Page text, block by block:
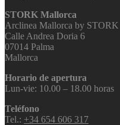
STORK Mallorca
Arclinea Mallorca by STORK
Calle Andrea Doria 6
07014 Palma
Mallorca
Horario de apertura
Lun-vie: 10.00 – 18.00 horas
Teléfono
Tel.: +34 654 606 317